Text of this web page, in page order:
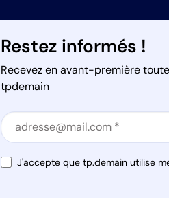
Restez informés !
Recevez en avant-première
tpdemain
Section
Section
J'accepte que tp.demain utilise